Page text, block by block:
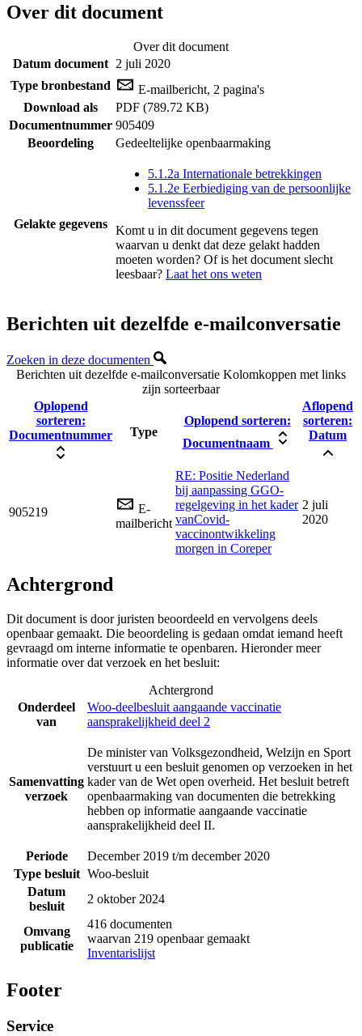
Over dit document
Over dit document
Datum document 2 juli 2020
Type bronbestand
E-mailbericht, 2 pagina's
Download als
PDF (789.72 KB)
Documentnummer 905409
Beoordeling
Gedeeltelijke openbaarmaking
Gelakte gegevens
5.1.2a Internationale betrekkingen
5.1.2e Eerbiediging van de persoonlijke
levenssfeer
Komt u in dit document gegevens tegen
waarvan u denkt dat deze gelakt hadden
moeten worden? Of is het document slecht
leesbaar? Laat het ons weten
Berichten uit dezelfde e-mailconversatie
Zoeken in deze documenten
Berichten uit dezelfde e-mailconversatie Kolomkoppen met links
zijn sorteerbaar
Oplopend
sorteren:
Documentnummer
Type
Oplopend sorteren:
Documentnaam
Aflopend
sorteren:
Datum
905219
E-
mailbericht
RE: Positie Nederland
bij aanpassing GGO-
regelgeving in het kader
vanCovid-
vaccinontwikkeling
morgen in Coreper
2 juli
2020
Achtergrond
Dit document is door juristen beoordeeld en vervolgens deels
openbaar gemaakt. Die beoordeling is gedaan omdat iemand heeft
gevraagd om interne informatie te openbaren. Hieronder meer
informatie over dat verzoek en het besluit:
Achtergrond
Onderdeel
van
Woo-deelbesluit aangaande vaccinatie
aansprakelijkheid deel 2
Samenvatting
verzoek
De minister van Volksgezondheid, Welzijn en Sport
verstuurt u een besluit genomen op verzoeken in het
kader van de Wet open overheid. Het besluit betreft
openbaarmaking van documenten die betrekking
hebben op informatie aangaande vaccinatie
aansprakelijkheid deel II.
Periode
December 2019 t/m december 2020
Type besluit Woo-besluit
Datum
besluit
2 oktober 2024
Omvang
publicatie
416 documenten
waarvan 219 openbaar gemaakt
Inventarislijst
Footer
Service